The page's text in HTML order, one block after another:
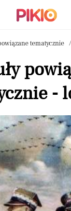
tematycznie
-